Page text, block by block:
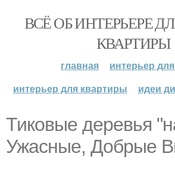
ВСЁ ОБ ИНТЕРЬЕРЕ
КВАРТИРЫ
главная
интерьер
интерьер для квартиры
идеи
Тиковые деревья
Ужасные, Добрые